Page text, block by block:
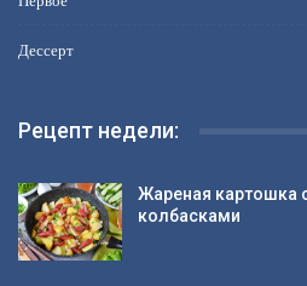
Дессерт
Рецепт недели:
Жареная картошка
колбасками